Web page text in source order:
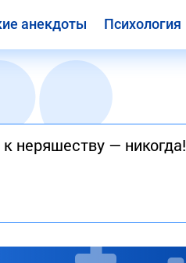
анекдоты Психология
неряшеству — никогда!